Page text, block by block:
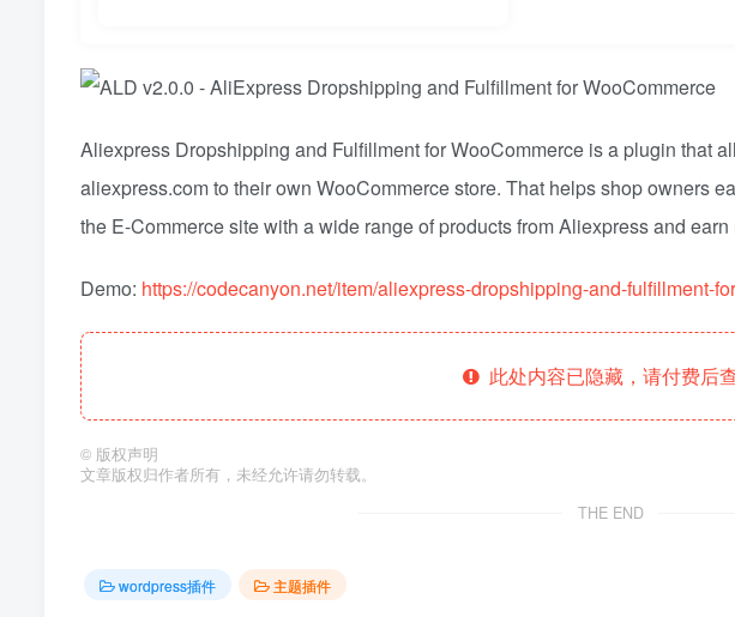
Aliexpress Dropshipping and Fulfillment for WooCommerce is a plugin that
aliexpress.com to their own WooCommerce store. That helps shop owners
the E-Commerce site with a wide range of products from Aliexpress and
Demo: https://codecanyon.net/item/aliexpress-dropshipping-and-fulfillment-
此处内容已隐藏，请付费后
© 版权声明
文章版权归作者所有，未经允许请勿转载。
THE END
wordpress插件 主题插件